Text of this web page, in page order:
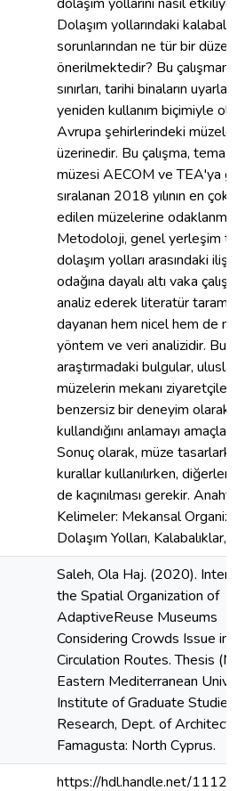
Dolaşım yollarındaki kalabalık
sorunlarından ne tür bir düzen
önerilmektedir? Bu
sınırları, tarihi binaların
yeniden kullanım biçimiyle
Avrupa şehirlerindeki müzeler
üzerinedir. Bu çalışma, tema
müzesi AECOM ve TEA'ya
sıralanan 2018 yılının en çok
edilen müzelerine
Metodoloji, genel yerleşim
dolaşım yolları arasındaki
odağına dayalı altı vaka
analiz ederek literatür
dayanan hem nicel hem de
yöntem ve veri analizidir. Bu
araştırmadaki bulgular,
müzelerin mekanı ziyaretçileri
benzersiz bir deneyim olarak
kullandığını anlamayı
Sonuç olarak, müze
kurallar kullanılırken,
de kaçınılması gerekir.
Kelimeler: Mekansal
Dolaşım Yolları, Kalabalıklar,
Saleh, Ola Haj. (2020).
the Spatial Organization of
AdaptiveReuse Museums
Considering Crowds Issue in
Circulation Routes. Thesis
Eastern Mediterranean
Institute of Graduate
Research, Dept. of
Famagusta: North Cyprus.
https://hdl.handle.net/